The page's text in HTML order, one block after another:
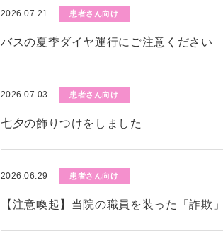
2026.07.21 患者さん向け
バスの夏季ダイヤ運行にご注意ください
2026.07.03 患者さん向け
七夕の飾りつけをしました
2026.06.29 患者さん向け
【注意喚起】当院の職員を装った「詐欺